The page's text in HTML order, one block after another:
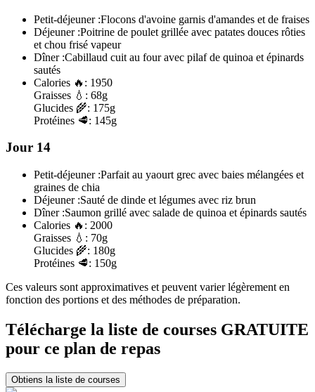
Petit-déjeuner :Flocons d'avoine garnis d'amandes et de fraises
Déjeuner :Poitrine de poulet grillée avec patates douces rôties
et chou frisé vapeur
Dîner :Cabillaud cuit au four avec pilaf de quinoa et épinards
sautés
Calories 🔥: 1950
Graisses 💧: 68g
Glucides 🌾: 175g
Protéines 🥩: 145g
Jour 14
Petit-déjeuner :Parfait au yaourt grec avec baies mélangées et
graines de chia
Déjeuner :Sauté de dinde et légumes avec riz brun
Dîner :Saumon grillé avec salade de quinoa et épinards sautés
Calories 🔥: 2000
Graisses 💧: 70g
Glucides 🌾: 180g
Protéines 🥩: 150g
Ces valeurs sont approximatives et peuvent varier légèrement en
fonction des portions et des méthodes de préparation.
Télécharge la liste de courses GRATUITE
pour ce plan de repas
Obtiens la liste de courses